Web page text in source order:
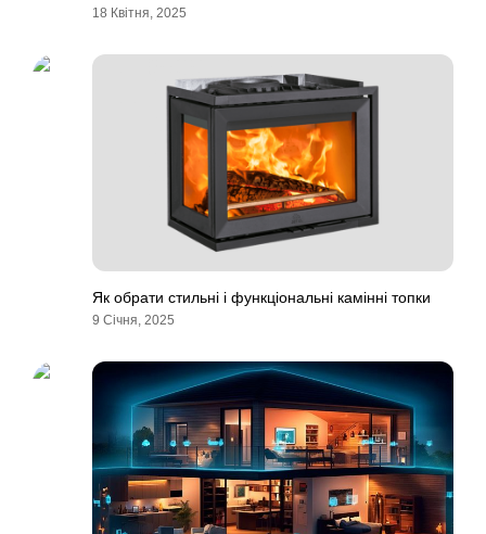
18 Квітня, 2025
Як обрати стильні і функціональні камінні топки
9 Січня, 2025